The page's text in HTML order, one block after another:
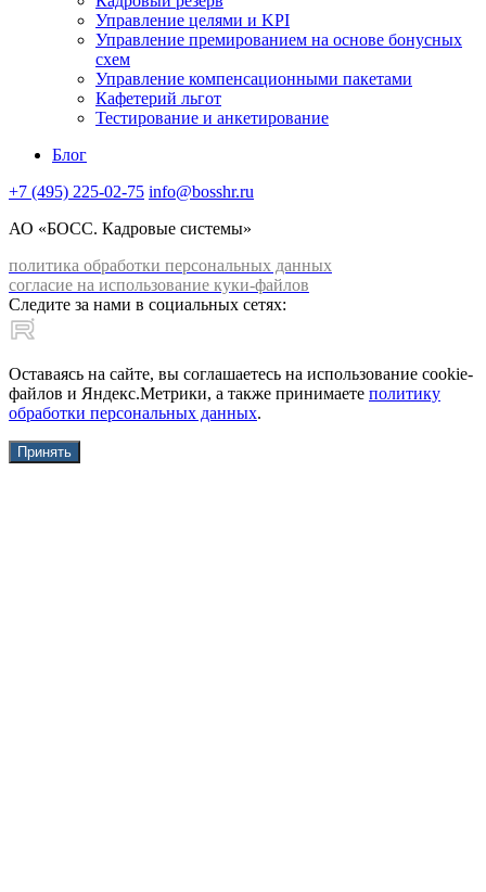
Управление целями и KPI
Управление премированием на основе бонусных
схем
Управление компенсационными пакетами
Кафетерий льгот
Тестирование и анкетирование
Блог
+7 (495) 225-02-75 info@bosshr.ru
АО «БОСС. Кадровые системы»
политика обработки персональных данных
согласие на использование куки-файлов
Следите за нами в социальных сетях:
Оставаясь на сайте, вы соглашаетесь на использование cookie-
файлов и Яндекс.Метрики, а также принимаете политику
обработки персональных данных.
Принять